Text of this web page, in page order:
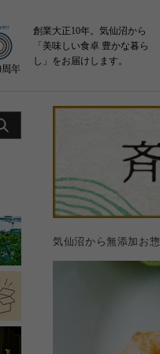
創業大正10年。気仙沼から
「美味しい食卓 豊かな暮ら
し」をお届けします。
気仙沼から無添加お